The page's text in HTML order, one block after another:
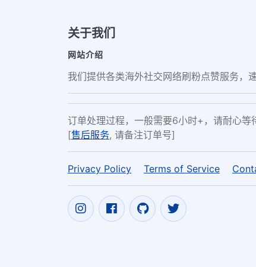
关于我们
网站介绍
我们提供各类海外社交网络刷粉点赞服务，
订单处理过程，一般需要6小时+，请耐心等
[售后服务, 请备注订单号]
Privacy Policy Terms of Service